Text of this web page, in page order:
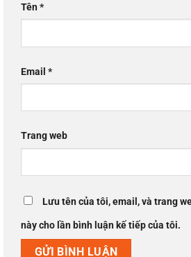
Tên*
Email *
Trang web
Lưu tên của tôi, email, và trang
này cho lần bình luận kế tiếp của tôi.